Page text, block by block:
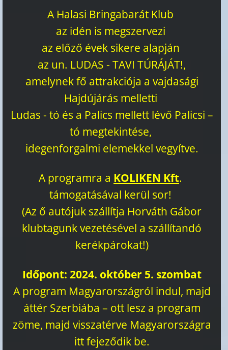
A Halasi Bringabarát Klub
az idén is megszervezi
az előző évek sikere alapján
az un. LUDAS - TAVI TÚRÁJÁT!,
amelynek fő attrakciója a vajdasági
Hajdújárás melletti
Ludas - tó és a Palics mellett lévő Palicsi –
tó megtekintése,
idegenforgalmi elemekkel vegyítve.
A programra a KOLIKEN Kft.
támogatásával kerül sor!
(Az ő autójuk szállítja Horváth Gábor
klubtagunk vezetésével a szállítandó
kerékpárokat!)
Időpont: 2024. október 5. szombat
A program Magyarországról indul, majd
áttér Szerbiába – ott lesz a program
zöme, majd visszatérve Magyarországra
itt fejeződik be.